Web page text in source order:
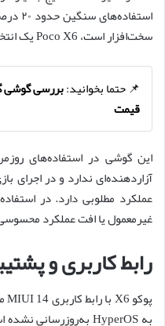
سخت‌افزار است، Poco X6 یک انتخاب اصلی محسوب می‌شود.
📌 حتما بخوانید:
قیمت
این گوشی در استفاده‌های
آزاردهنده‌ای ندارد و در اجرای
عملکرد مطلوبی دارد. در
غیرمعمول یا افت عملکرد
رابط کاربری و